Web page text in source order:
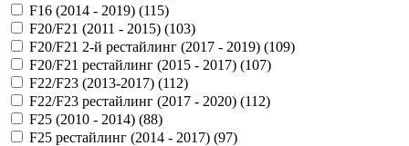
F16 (2014 - 2019) (115)
F20/F21 (2011 - 2015) (103)
F20/F21 2-й рестайлинг (2017 - 2019) (109)
F20/F21 рестайлинг (2015 - 2017) (107)
F22/F23 (2013-2017) (112)
F22/F23 рестайлинг (2017 - 2020) (112)
F25 (2010 - 2014) (88)
F25 рестайлинг (2014 - 2017) (97)